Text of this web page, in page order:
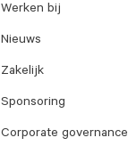
Werken bij
Nieuws
Zakelijk
Sponsoring
Corporate governance